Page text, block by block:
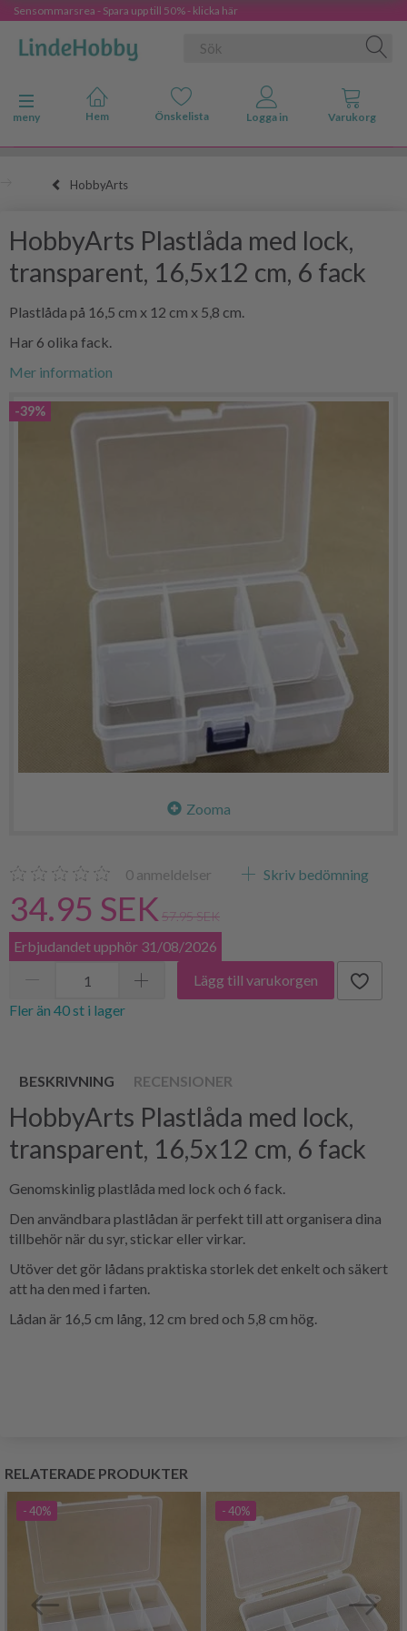
Sensommarsrea - Spara upp till 50% - klicka här
Ändra navigering
meny
HobbyArts
HobbyArts Plastlåda med lock,
transparent, 16,5x12 cm, 6 fack
Plastlåda på 16,5 cm x 12 cm x 5,8 cm.
Har 6 olika fack.
Mer information
-39%
Zooma
0 anmeldelser Skriv bedömning
34.95 SEK 57.95 SEK
Erbjudandet upphör 31/08/2026
Lägg till varukorgen
Fler än 40 st i lager
BESKRIVNING RECENSIONER
HobbyArts Plastlåda med lock,
transparent, 16,5x12 cm, 6 fack
Genomskinlig plastlåda med lock och 6 fack.
Den användbara plastlådan är perfekt till att organisera dina
tillbehör när du syr, stickar eller virkar.
Utöver det gör lådans praktiska storlek det enkelt och säkert
att ha den med i farten.
Lådan är 16,5 cm lång, 12 cm bred och 5,8 cm hög.
RELATERADE PRODUKTER
- 40% - 40%